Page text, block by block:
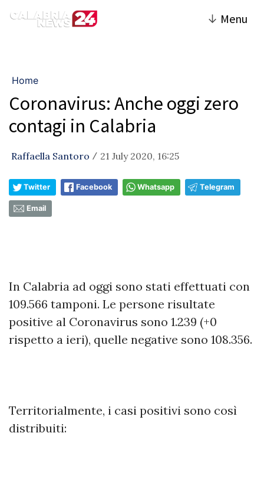
↓ Menu
Home
Coronavirus: Anche oggi zero
contagi in Calabria
Raffaella Santoro / 21 July 2020, 16:25
Twitter Facebook Whatsapp Telegram
Email
In Calabria ad oggi sono stati effettuati con
109.566 tamponi. Le persone risultate
positive al Coronavirus sono 1.239 (+0
rispetto a ieri), quelle negative sono 108.356.
Territorialmente, i casi positivi sono così
distribuiti: